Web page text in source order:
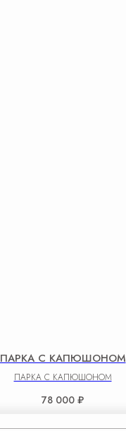
ПАРКА С КАПЮШОНОМ
ПАРКА С КАПЮШОНОМ
78 000 ₽